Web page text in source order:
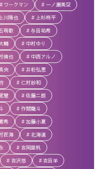
ワークマン
一ノ瀬美空
上川隆也
上杉柊平
萌歌
与田祐希
輔
中村ゆり
倫也
中西アルノ
央
井桁弘恵
仁村紗和
慧
佐藤二朗
作間龍斗
希
加藤小夏
匠海
北海道
吉岡里帆
吉沢悠
吉田羊